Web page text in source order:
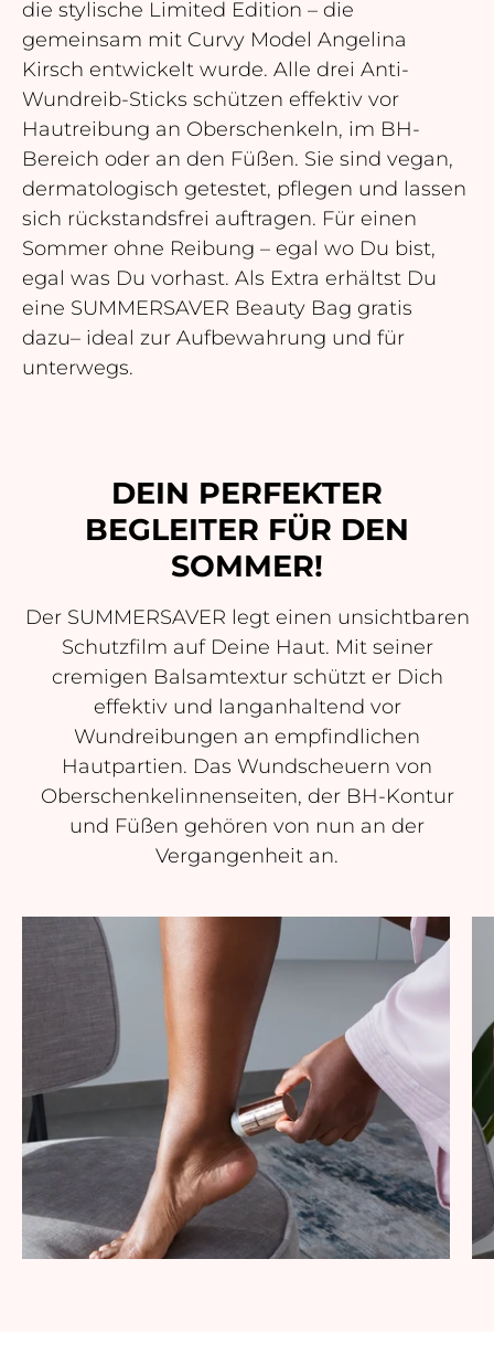
die stylische Limited Edition – die
gemeinsam mit Curvy Model Angelina
Kirsch entwickelt wurde. Alle drei Anti-
Wundreib-Sticks schützen effektiv vor
Hautreibung an Oberschenkeln, im BH-
Bereich oder an den Füßen. Sie sind vegan,
dermatologisch getestet, pflegen und lassen
sich rückstandsfrei auftragen. Für einen
Sommer ohne Reibung – egal wo Du bist,
egal was Du vorhast. Als Extra erhältst Du
eine SUMMERSAVER Beauty Bag gratis
dazu– ideal zur Aufbewahrung und für
unterwegs.
DEIN PERFEKTER
BEGLEITER FÜR DEN
SOMMER!
Der SUMMERSAVER legt einen unsichtbaren
Schutzfilm auf Deine Haut. Mit seiner
cremigen Balsamtextur schützt er Dich
effektiv und langanhaltend vor
Wundreibungen an empfindlichen
Hautpartien. Das Wundscheuern von
Oberschenkelinnenseiten, der BH-Kontur
und Füßen gehören von nun an der
Vergangenheit an.